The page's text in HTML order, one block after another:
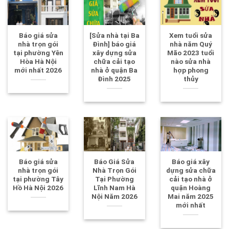
Báo giá sửa
nhà trọn gói
tại phường Yên
Hòa Hà Nội
mới nhất 2026
[Sửa nhà tại Ba
Đình] báo giá
xây dựng sửa
chữa cải tạo
nhà ở quận Ba
Đình 2025
Xem tuổi sửa
nhà năm Quý
Mão 2023 tuổi
nào sửa nhà
hợp phong
thủy
Báo giá sửa
nhà trọn gói
tại phường Tây
Hồ Hà Nội 2026
Báo Giá Sửa
Nhà Trọn Gói
Tại Phường
Lĩnh Nam Hà
Nội Năm 2026
Báo giá xây
dựng sửa chữa
cải tạo nhà ở
quận Hoàng
Mai năm 2025
mới nhất